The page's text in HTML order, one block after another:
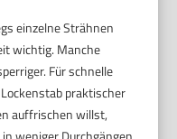
einzelne Strähnen
wichtig. Manche
Für schnelle
praktischer
auffrischen willst,